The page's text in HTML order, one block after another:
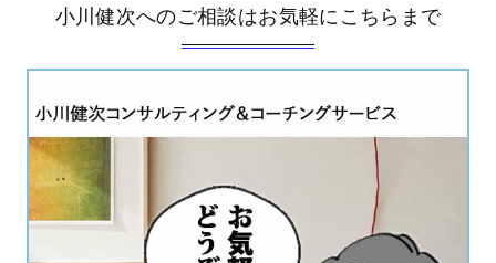
小川健次へのご相談はお気軽にこちらまで